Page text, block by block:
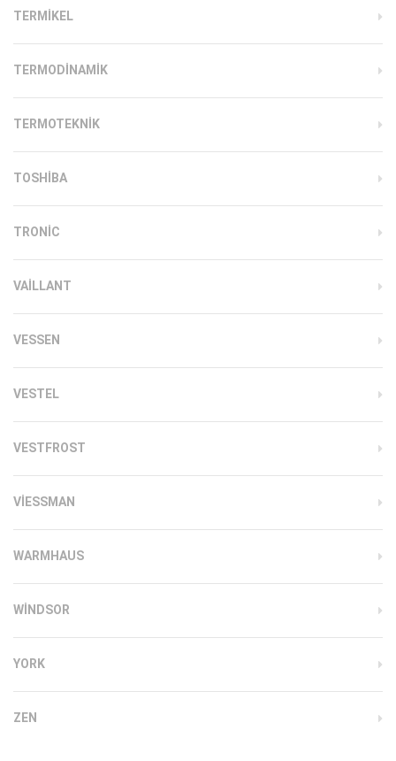
TERMIKEL
TERMODINAMIK
TERMOTEKNIK
TOSHIBA
TRONIC
VAILLANT
VESSEN
VESTEL
VESTFROST
VIESSMAN
WARMHAUS
WINDSOR
YORK
ZEN